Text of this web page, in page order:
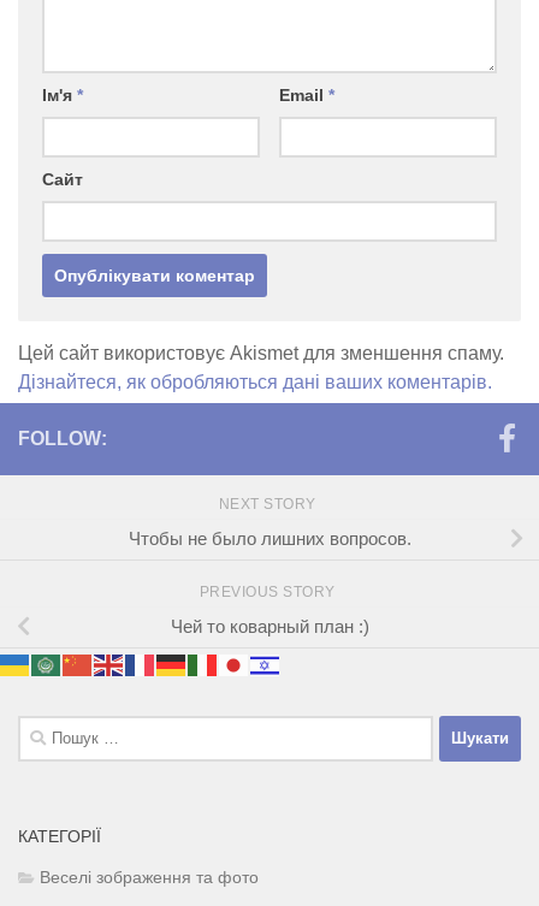
Ім'я * Email *
Сайт
Цей сайт використовує Akismet для зменшення спаму.
Дізнайтеся, як обробляються дані ваших коментарів.
FOLLOW:
NEXT STORY
Чтобы не было лишних вопросов.
PREVIOUS STORY
Чей то коварный план :)
Пошук:
КАТЕГОРІЇ
Веселі зображення та фото